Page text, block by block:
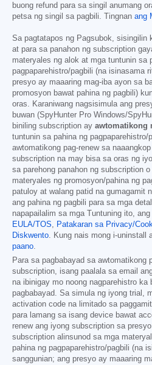
buong refund para sa singil anumang
petsa ng singil sa pagbili. Tingnan ang
Sa pagtatapos ng Pagsubok, sisingilin
at para sa panahon ng subscription
materyales ng alok at mga tuntunin sa
pagpaparehistro/pagbili (na isinasama
presyo ay maaaring mag-iba ayon sa
promosyon bawat pahina ng pagbili)
oras. Karaniwang nagsisimula ang
buwan (SpyHunter Pro Windows/
biniling subscription ay awtomatikong
tuntunin sa pahina ng pagpaparehistro/
awtomatikong pag-renew sa
subscription na may bisa sa oras ng
sa parehong panahon ng subscription
materyales ng promosyon/pahina ng
patuloy at walang patid na gumagamit
ang pahina ng pagbili para sa mga
napapailalim sa mga Tuntuning ito,
EULA/TOS, Patakaran sa Privacy/
Diskwento. Kung nais mong i-uninstall
paano.
Para sa pagbabayad sa awtomatikong
subscription, isang paalala sa email
na ibinigay mo noong nagparehistro ka
pagbabayad. Sa simula ng iyong trial,
activation code na limitado sa
para lamang sa isang device bawat
renew ang iyong subscription sa
subscription alinsunod sa mga
pahina ng pagpaparehistro/pagbili (na
sanggunian; ang presyo ay maaaring